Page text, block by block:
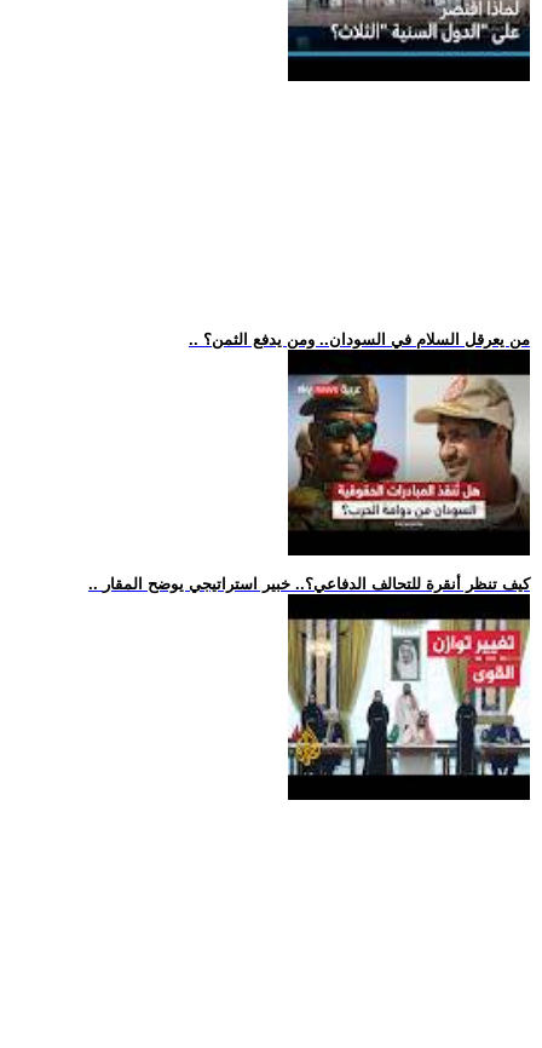
.. من يعرقل السلام في السودان.. ومن يدفع الثمن؟
.. كيف تنظر أنقرة للتحالف الدفاعي؟.. خبير استراتيجي يوضح المقار